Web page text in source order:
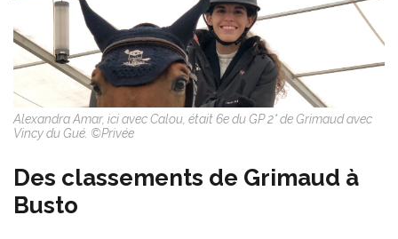
Alexandra Amar, ici avec Calou, était 6e du GP 2* de Grimaud avec
Vincy du Gué. ©Privée
Des classements de Grimaud à
Busto